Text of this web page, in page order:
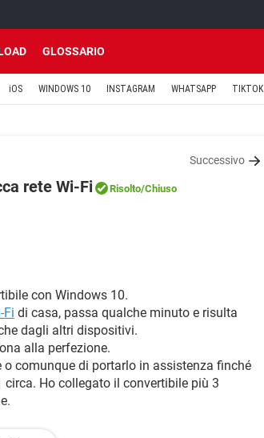
GLOSSARIO
iOS WINDOWS 10 INSTAGRAM WHATSAPP TIKTOK
Successivo
rete Wi-Fi Risolto/Chiuso
con Windows 10.
Fi di casa, passa qualche minuto e risulta
dagli altri dispositivi.
alla perfezione.
comunque di portarlo in assistenza finché
Ho collegato il convertibile più 3